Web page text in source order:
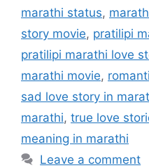
marathi status,
story movie, pratilipi
pratilipi marathi love
marathi movie,
sad love story in
marathi, true love
meaning in marathi
Leave a comment